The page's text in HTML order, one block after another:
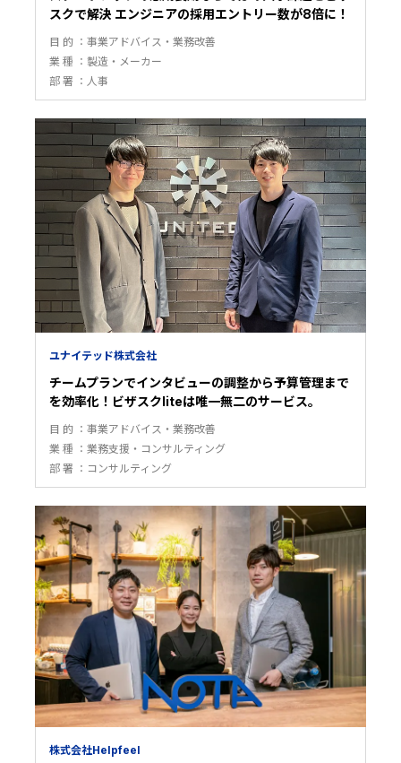
スクで解決 エンジニアの採用エントリー数が8倍に！
目 的
事業アドバイス・業務改善
業 種
製造・メーカー
部 署
人事
ユナイテッド株式会社
チームプランでインタビューの調整から予算管理まで
を効率化！ビザスクliteは唯一無二のサービス。
目 的
事業アドバイス・業務改善
業 種
業務支援・コンサルティング
部 署
コンサルティング
株式会社Helpfeel